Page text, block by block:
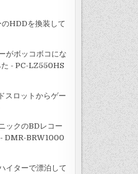
HDDを換装して
がボッコボコにな
た - PC-LZ550HS
スロットからゲー
ックのBDレコー
- DMR-BRW1000
イターで漂泊して